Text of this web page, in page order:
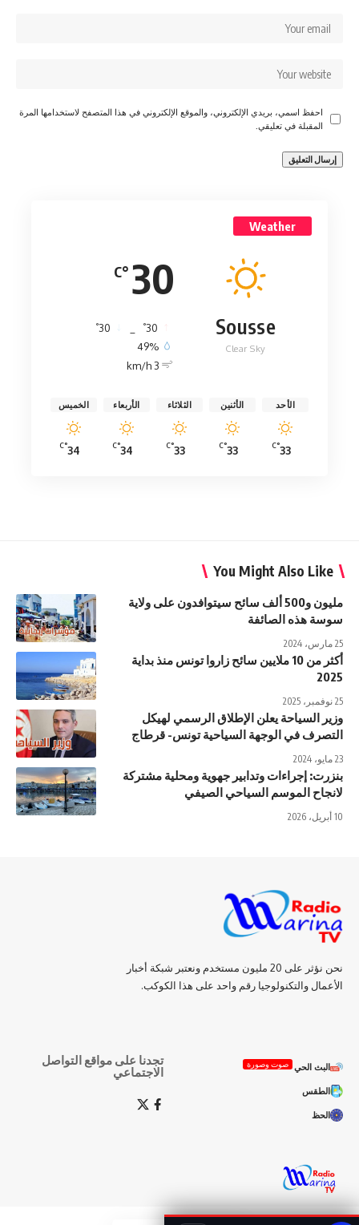
احفظ اسمي، بريدي الإلكتروني، والموقع الإلكتروني في هذا المتصفح لاستخدامها المرة
المقبلة في تعليقي.
Weather
30
°C
Sousse
Clear Sky
30
°
30
°
49%
3 km/h
الأحد
33
°C
الأثنين
33
°C
الثلاثاء
33
°C
الأربعاء
34
°C
الخميس
34
°C
You Might Also Like
مليون و500 ألف سائح سيتوافدون على ولاية
سوسة هذه الصائفة
25 مارس، 2024
أكثر من 10 ملايين سائح زاروا تونس منذ بداية
2025
25 نوفمبر، 2025
وزير السياحة يعلن الإطلاق الرسمي لهيكل
التصرف في الوجهة السياحية تونس- قرطاج
23 مايو، 2024
بنزرت: إجراءات وتدابير جهوية ومحلية مشتركة
لانجاح الموسم السياحي الصيفي
10 أبريل، 2026
نحن نؤثر على 20 مليون مستخدم ونعتبر شبكة أخبار
الأعمال والتكنولوجيا رقم واحد على هذا الكوكب.
البث الحي صوت وصورة
الطقس
الحظ
تجدنا على مواقع التواصل
الاجتماعي